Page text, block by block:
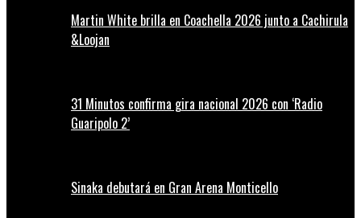
Martin White brilla en Coachella 2026 junto a Cachirula
&Loojan
31 Minutos confirma gira nacional 2026 con ‘Radio
Guaripolo 2’
Sinaka debutará en Gran Arena Monticello